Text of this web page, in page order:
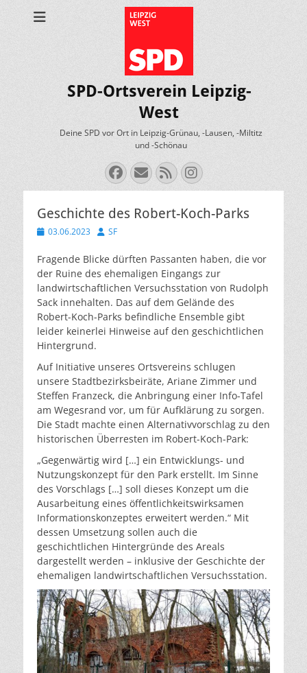
SPD-Ortsverein Leipzig-
West
Deine SPD vor Ort in Leipzig-Grünau, -Lausen, -Miltitz
und -Schönau
Facebook
E-
Mail
FeedInstagram
Geschichte des Robert-Koch-Parks
Veröffentlicht
03.06.2023 Autor
SF
Fragende Blicke dürften Passanten haben, die vor
der Ruine des ehemaligen Eingangs zur
landwirtschaftlichen Versuchsstation von Rudolph
Sack innehalten. Das auf dem Gelände des
Robert-Koch-Parks befindliche Ensemble gibt
leider keinerlei Hinweise auf den geschichtlichen
Hintergrund.
Auf Initiative unseres Ortsvereins schlugen
unsere Stadtbezirksbeiräte, Ariane Zimmer und
Steffen Franzeck, die Anbringung einer Info-Tafel
am Wegesrand vor, um für Aufklärung zu sorgen.
Die Stadt machte einen Alternativvorschlag zu den
historischen Überresten im Robert-Koch-Park:
„Gegenwärtig wird […] ein Entwicklungs- und
Nutzungskonzept für den Park erstellt. Im Sinne
des Vorschlags […] soll dieses Konzept um die
Ausarbeitung eines öffentlichkeitswirksamen
Informationskonzeptes erweitert werden.“ Mit
dessen Umsetzung sollen auch die
geschichtlichen Hintergründe des Areals
dargestellt werden – inklusive der Geschichte der
ehemaligen landwirtschaftlichen Versuchsstation.